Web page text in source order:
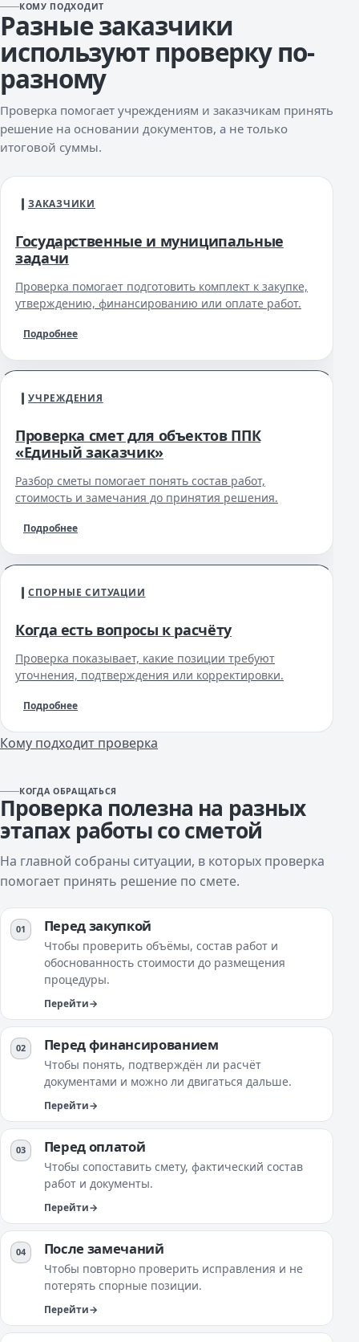
КОМУ ПОДХОДИТ
Разные заказчики
используют проверку по-
разному
Проверка помогает учреждениям и заказчикам принять
решение на основании документов, а не только
итоговой суммы.
ЗАКАЗЧИКИ
Государственные и муниципальные
задачи
Проверка помогает подготовить комплект к закупке,
утверждению, финансированию или оплате работ.
Подробнее
УЧРЕЖДЕНИЯ
Проверка смет для объектов ППК
«Единый заказчик»
Разбор сметы помогает понять состав работ,
стоимость и замечания до принятия решения.
Подробнее
СПОРНЫЕ СИТУАЦИИ
Когда есть вопросы к расчёту
Проверка показывает, какие позиции требуют
уточнения, подтверждения или корректировки.
Подробнее
Кому подходит проверка
КОГДА ОБРАЩАТЬСЯ
Проверка полезна на разных
этапах работы со сметой
На главной собраны ситуации, в которых проверка
помогает принять решение по смете.
Перед закупкой
Чтобы проверить объёмы, состав работ и
обоснованность стоимости до размещения
процедуры.
Перейти
Перед финансированием
Чтобы понять, подтверждён ли расчёт
документами и можно ли двигаться дальше.
Перейти
Перед оплатой
Чтобы сопоставить смету, фактический состав
работ и документы.
Перейти
После замечаний
Чтобы повторно проверить исправления и не
потерять спорные позиции.
Перейти